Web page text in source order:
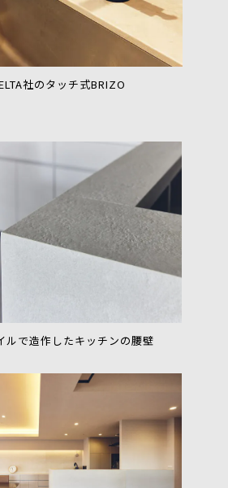
社のタッチ式BRIZO
ルで造作したキッチンの腰壁